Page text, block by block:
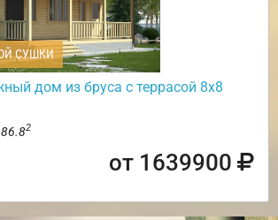
СУШКИ
дом из бруса с террасой 8х8
2
от 1639900